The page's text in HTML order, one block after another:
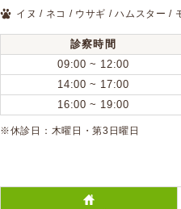
イヌ / ネコ / ウサギ / ハムスター /
診察時間
09:00 ~ 12:00
14:00 ~ 17:00
16:00 ~ 19:00
※休診日：木曜日・第3日曜日